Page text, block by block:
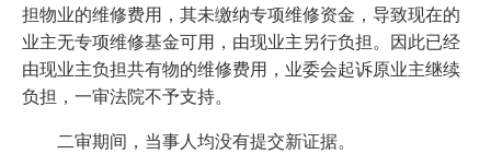
担物业的维修费用，其未缴纳专项维修资金，导致现在的
业主无专项维修基金可用，由现业主另行负担。因此已经
由现业主负担共有物的维修费用，业委会起诉原业主继续
负担，一审法院不予支持。
二审期间，当事人均没有提交新证据。